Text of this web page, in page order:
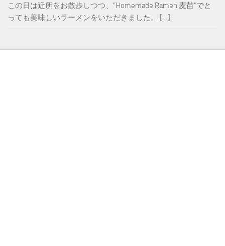
この日は近所をお散歩しつつ、”Homemade Ramen 麦苗”でと
っても美味しいラーメンをいただきました。 […]